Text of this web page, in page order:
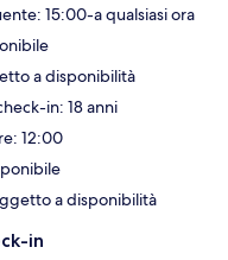
15:00-a qualsiasi ora
a disponibilità
in: 18 anni
12:00
a disponibilità
in